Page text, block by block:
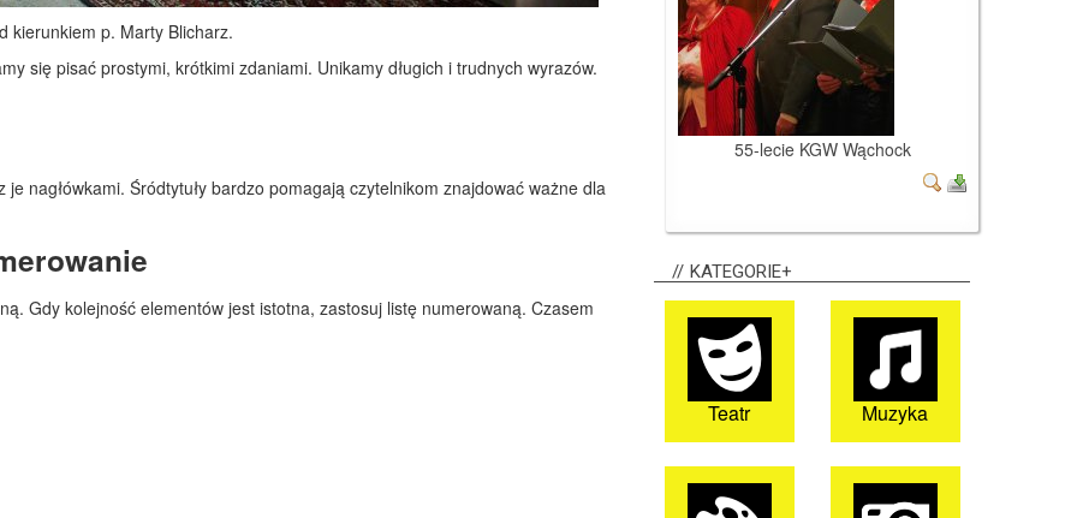
kierunkiem p. Marty Blicharz.
się pisać prostymi, krótkimi zdaniami. Unikamy długich i trudnych wyrazów.
nagłówkami. Śródtytuły bardzo pomagają czytelnikom znajdować ważne dla
Gdy kolejność elementów jest istotna, zastosuj listę numerowaną. Czasem
55-lecie KGW Wąchock
KATEGORIE+
Teatr Muzyka